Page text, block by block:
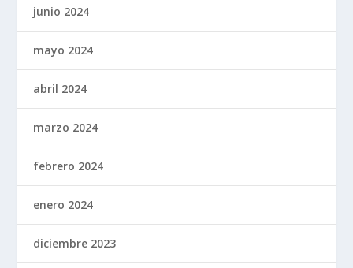
junio 2024
mayo 2024
abril 2024
marzo 2024
febrero 2024
enero 2024
diciembre 2023